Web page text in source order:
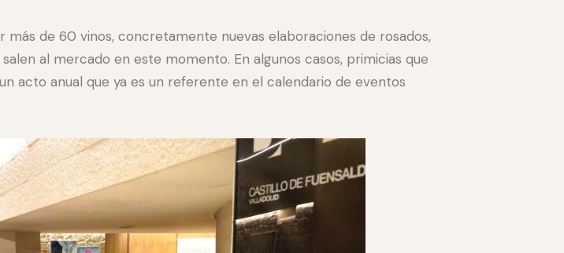
de 60 vinos, concretamente nuevas elaboraciones de rosados,
al mercado en este momento. En algunos casos, primicias que
acto anual que ya es un referente en el calendario de eventos